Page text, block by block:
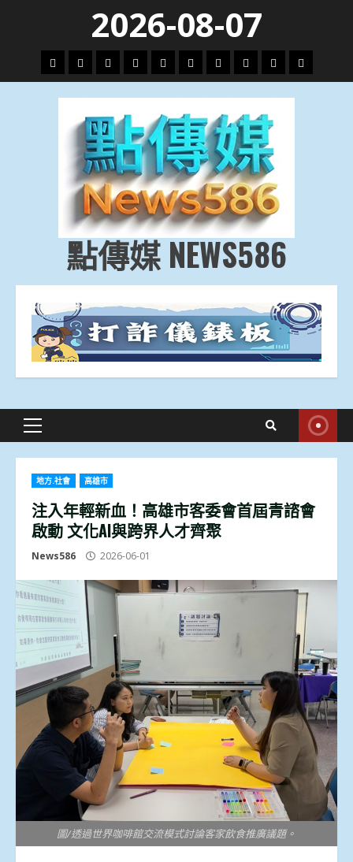
content
2026-08-07
頭
條
財
經
地
方.
會
文
教.
技
專
題
娛
樂
劇
政
治
國
際
運
動
生
活
點傳媒 NEWS586
Primary
地方.社會 高雄市
注入年輕新血！高雄市客委會首屆青諮會
啟動 文化AI與跨界人才齊聚
News586 2026-06-01
圖/透過世界咖啡館交流模式討論客家飲食推廣議題。